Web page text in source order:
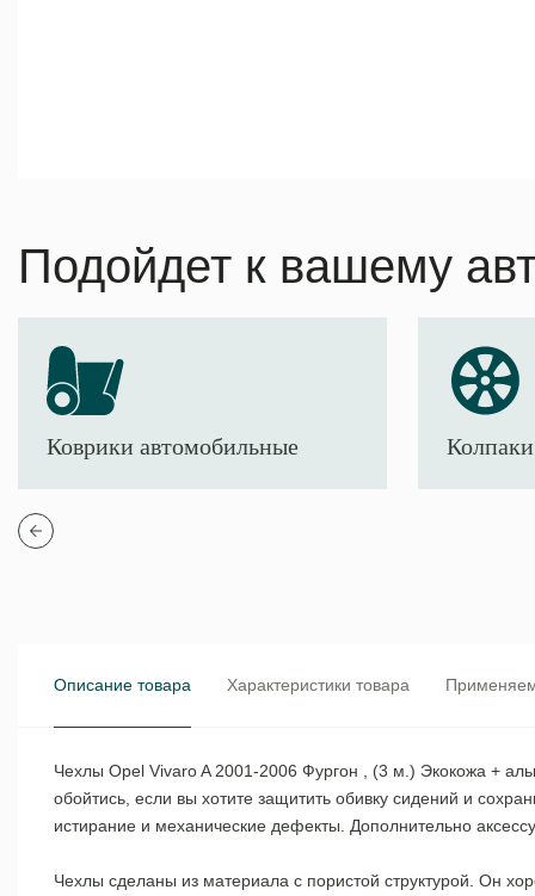
Подойдет к вашему
Коврики автомобильные
Описание товара Характеристики товара
Чехлы Opel Vivaro A 2001-2006 Фургон , (3 м.) Экокожа +
обойтись, если вы хотите защитить обивку сидений и
истирание и механические дефекты. Дополнительно
Чехлы сделаны из материала с пористой структурой. Он